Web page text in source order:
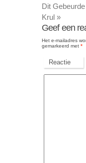
Dit
Krul »
Geef een
Het e-mailadres
gemarkeerd met *
Reactie